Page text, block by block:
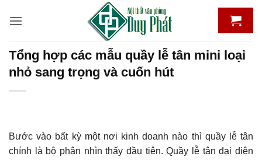
qua
dungTổng hợp các mẫu quầy lễ tân mini loại
nhỏ sang trọng và cuốn hút
Bước vào bất kỳ một nơi kinh doanh nào thì quầy lễ tân
chính là bộ phận nhìn thấy đầu tiên. Quầy lễ tân đại diện